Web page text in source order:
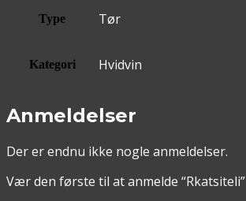
Type Tør
Kategori Hvidvin
Anmeldelser
Der er endnu ikke nogle anmeldelser.
Vær den første til at anmelde “Rkatsiteli”